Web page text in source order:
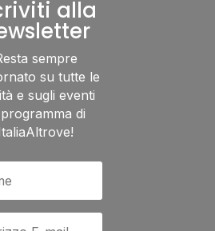
alla
sempre
su tutte le
e sugli eventi
di